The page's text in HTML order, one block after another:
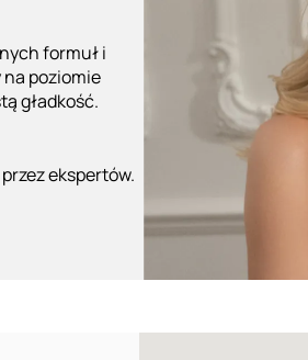
formuł i
na poziomie
gładkość.
ekspertów.